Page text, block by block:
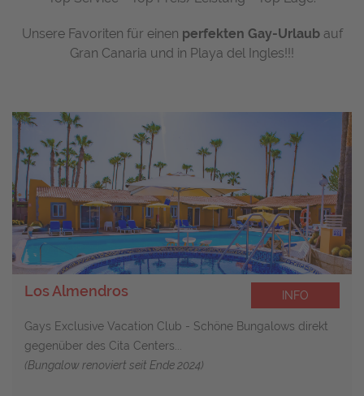
Unsere Favoriten für einen perfekten Gay-Urlaubauf
Gran Canaria und in Playa del Ingles!!!
Los Almendros INFO
Gays Exclusive Vacation Club - Schöne Bungalows direkt
gegenüber des Cita Centers...
(Bungalow renoviert seit Ende 2024)